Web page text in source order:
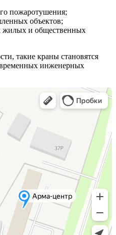
пожаротушения;
объектов;
жилых и общественных
такие краны становятся
инженерных